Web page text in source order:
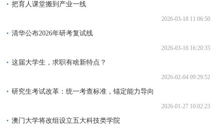
把育人课堂搬到产业一线
2026-03-18 11:06:50
清华公布2026年研考复试线
2026-03-16 16:20:35
这届大学生，求职有啥新特点？
2026-02-04 09:29:52
研究生考试改革：统一考查标准，锚定能力导向
2026-01-27 10:02:23
澳门大学将改组设立五大科技类学院